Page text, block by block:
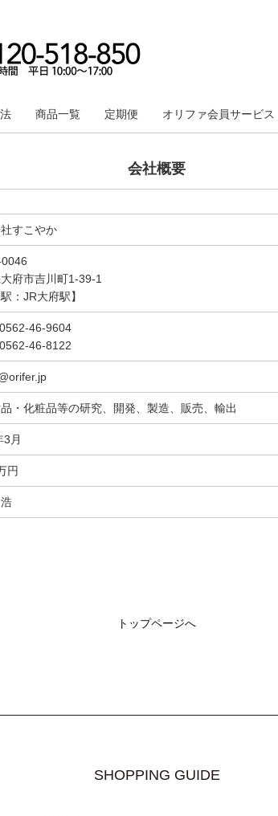
商品一覧 定期便 オリファ会員サービス
会社概要
すこやか
府市吉川町1-39-1
駅：JR大府駅】
46-9604
46-8122
・化粧品等の研究、開発、製造、販売、輸出
3月
円
SHOPPING GUIDE